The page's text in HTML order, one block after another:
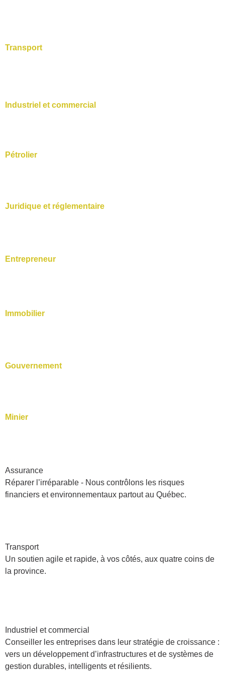
Transport
Industriel et commercial
Pétrolier
Juridique et réglementaire
Entrepreneur
Immobilier
Gouvernement
Minier
Assurance
Réparer l’irréparable - Nous contrôlons les risques
financiers et environnementaux partout au Québec.
Transport
Un soutien agile et rapide, à vos côtés, aux quatre coins de
la province.
Industriel et commercial
Conseiller les entreprises dans leur stratégie de croissance :
vers un développement d’infrastructures et de systèmes de
gestion durables, intelligents et résilients.